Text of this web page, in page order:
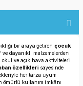
bir araya getiren çocuk
dayanıklı malzemelerden
okul ve açık hava aktiviteleri
özellikleri sayesinde
her tarza uyum
ömürlü kullanım imkânı